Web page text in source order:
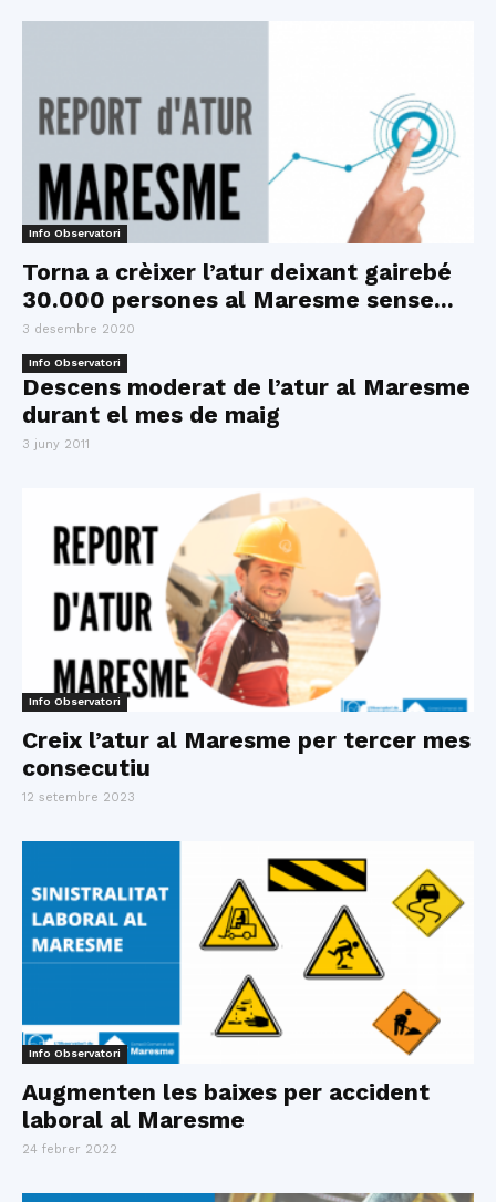
Info Observatori
Torna a crèixer l’atur deixant gairebé
30.000 persones al Maresme sense...
3 desembre 2020
Info Observatori
Descens moderat de l’atur al Maresme
durant el mes de maig
3 juny 2011
Info Observatori
Creix l’atur al Maresme per tercer mes
consecutiu
12 setembre 2023
Info Observatori
Augmenten les baixes per accident
laboral al Maresme
24 febrer 2022